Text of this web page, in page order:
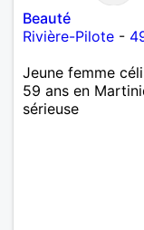
Beauté
Rivière-Pilote -
Jeune femme
59 ans en
sérieuse